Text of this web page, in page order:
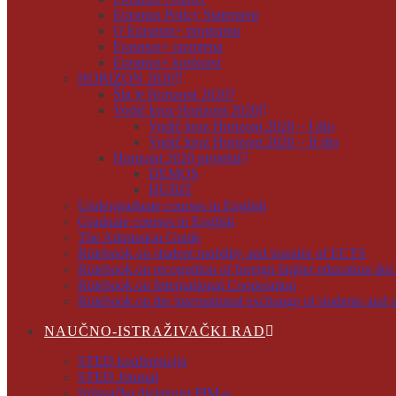
Erasmus Policy Statement
O Erasmus+ programu
Erasmus+ razmjena
Erasmus+ konkursi
HORIZON 2020
Šta je Horizont 2020?
Vodič kroz Horizont 2020
Vodič kroz Horizont 2020 – I dio
Vodič kroz Horizont 2020 – II dio
Horizont 2020 projekti
DEMOS
HUBIT
Undergraduate courses in English
Graduate courses in English
The Admission Guide
Rulebook on student mobility and transfer of ECTS
Rulebook on recognition of foreign higher education
Rulebook on International Cooperation
Rulebook on the international exchange of students and
NAUČNO-ISTRAŽIVAČKI RAD
STED konferencija
STED Journal
Izdavačka djelatnost PIM-a